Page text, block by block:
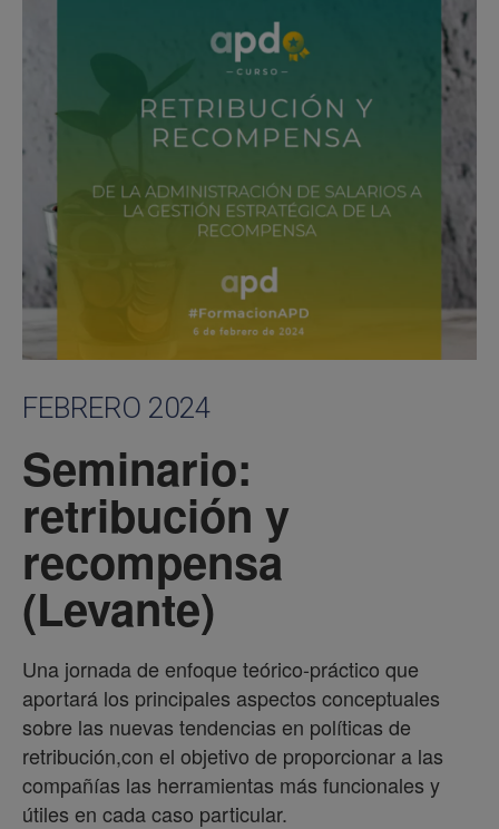
FEBRERO 2024
Seminario:
retribución y
recompensa
(Levante)
Una jornada de enfoque teórico-práctico que
aportará los principales aspectos conceptuales
sobre las nuevas tendencias en políticas de
retribución,con el objetivo de proporcionar a las
compañías las herramientas más funcionales y
útiles en cada caso particular.